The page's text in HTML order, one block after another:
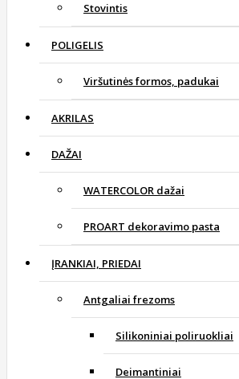
Stovintis
POLIGELIS
Viršutinės formos, padukai
AKRILAS
DAŽAI
WATERCOLOR dažai
PROART dekoravimo pasta
ĮRANKIAI, PRIEDAI
Antgaliai frezoms
Silikoniniai poliruokliai
Deimantiniai